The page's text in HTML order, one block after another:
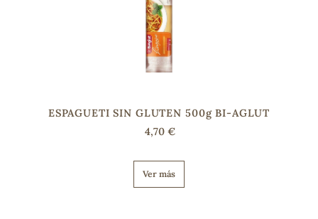
ESPAGUETI SIN GLUTEN 500g BI-AGLUT
4,70 €
Ver más